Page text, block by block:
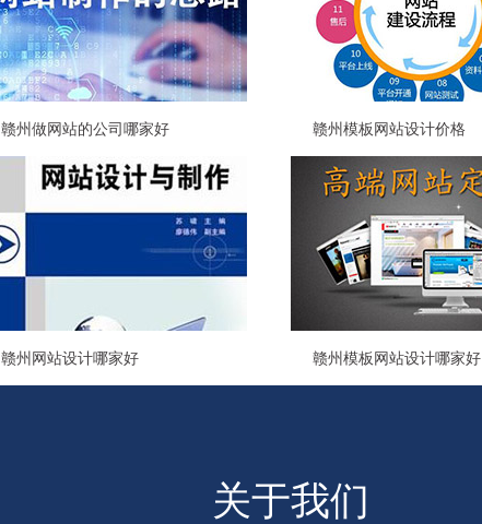
赣州做网站的公司哪家好 赣州模板网站设计价格
赣州网站设计哪家好 赣州模板网站设计哪家好
关于我们